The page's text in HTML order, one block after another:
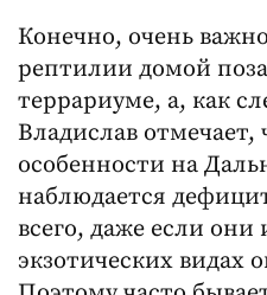
Конечно, очень
рептилии домой
террариуме, а, как
Владислав отмечает,
особенности на
наблюдается
всего, даже если они
экзотических видах